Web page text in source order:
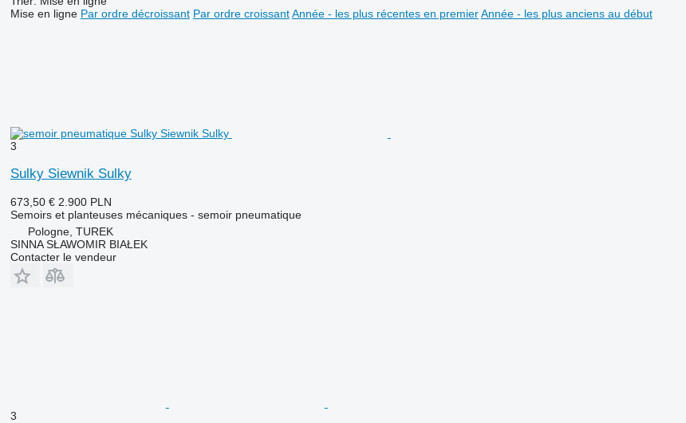
Mise en ligne Par ordre décroissant Par ordre croissant Année - les plus récentes en premier Année - les plus anciens au début
3
Sulky Siewnik Sulky
673,50 € 2.900 PLN
Semoirs et planteuses mécaniques - semoir pneumatique
Pologne, TUREK
SINNA SŁAWOMIR BIAŁEK
Contacter le vendeur
3